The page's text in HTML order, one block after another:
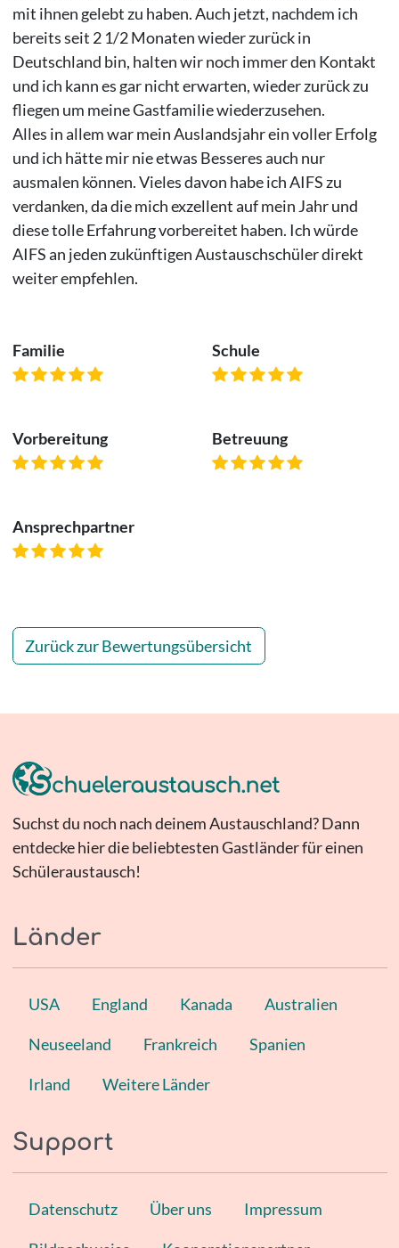
mit ihnen gelebt zu haben. Auch jetzt, nachdem ich
bereits seit 2 1/2 Monaten wieder zurück in
Deutschland bin, halten wir noch immer den Kontakt
und ich kann es gar nicht erwarten, wieder zurück zu
fliegen um meine Gastfamilie wiederzusehen.
Alles in allem war mein Auslandsjahr ein voller Erfolg
und ich hätte mir nie etwas Besseres auch nur
ausmalen können. Vieles davon habe ich AIFS zu
verdanken, da die mich exzellent auf mein Jahr und
diese tolle Erfahrung vorbereitet haben. Ich würde
AIFS an jeden zukünftigen Austauschschüler direkt
weiter empfehlen.
Familie Schule
Vorbereitung Betreuung
Ansprechpartner
Zurück zur Bewertungsübersicht
Suchst du noch nach deinem Austauschland? Dann
entdecke hier die beliebtesten Gastländer für einen
Schüleraustausch!
Länder
USA England Kanada Australien
Neuseeland Frankreich Spanien
Irland Weitere Länder
Support
Datenschutz Über uns Impressum